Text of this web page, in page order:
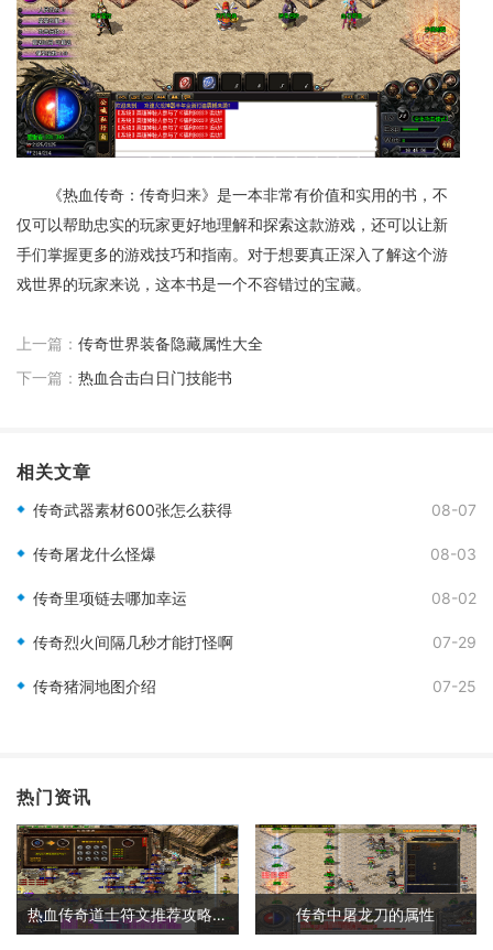
《热血传奇：传奇归来》是一本非常有价值和实用的书，不
仅可以帮助忠实的玩家更好地理解和探索这款游戏，还可以让新
手们掌握更多的游戏技巧和指南。对于想要真正深入了解这个游
戏世界的玩家来说，这本书是一个不容错过的宝藏。
上一篇： 传奇世界装备隐藏属性大全
下一篇： 热血合击白日门技能书
相关文章
传奇武器素材600张怎么获得 08-07
传奇屠龙什么怪爆 08-03
传奇里项链去哪加幸运 08-02
传奇烈火间隔几秒才能打怪啊 07-29
传奇猪洞地图介绍 07-25
热门资讯
热血传奇道士符文推荐攻略大全 传奇中屠龙刀的属性